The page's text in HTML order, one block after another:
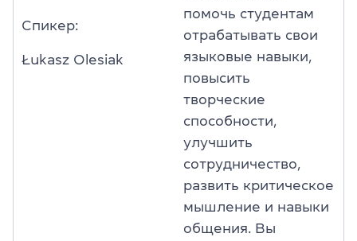
Спикер:
Łukasz Olesiak
помочь студентам
отрабатывать свои
языковые навыки,
повысить
творческие
способности,
улучшить
сотрудничество,
развить критическое
мышление и навыки
общения. Вы